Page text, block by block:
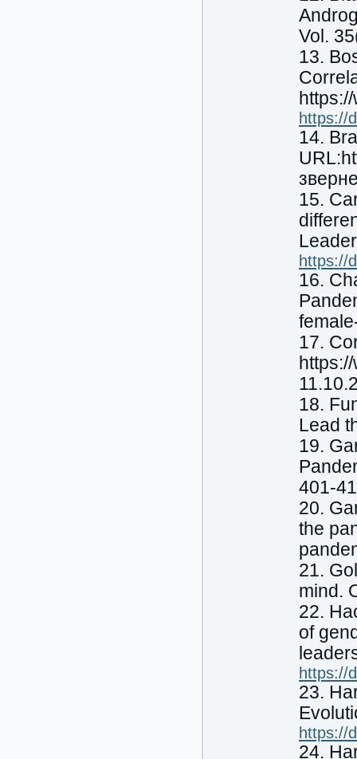
Vol.
13.
https://
14.
15.
https://
16.
17.
18.
Lead
19.
401-
20.
the
21.
mind.
22.
of
https://
23.
https://
24.